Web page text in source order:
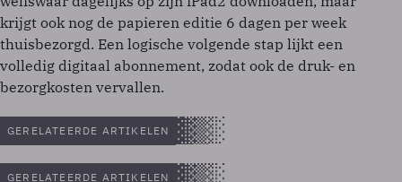
krijgt ook nog de papieren editie 6 dagen per week
thuisbezorgd. Een logische volgende stap lijkt een
volledig digitaal abonnement, zodat ook de druk- en
bezorgkosten vervallen.
GERELATEERDE ARTIKELEN
GERELATEERDE ARTIKELEN